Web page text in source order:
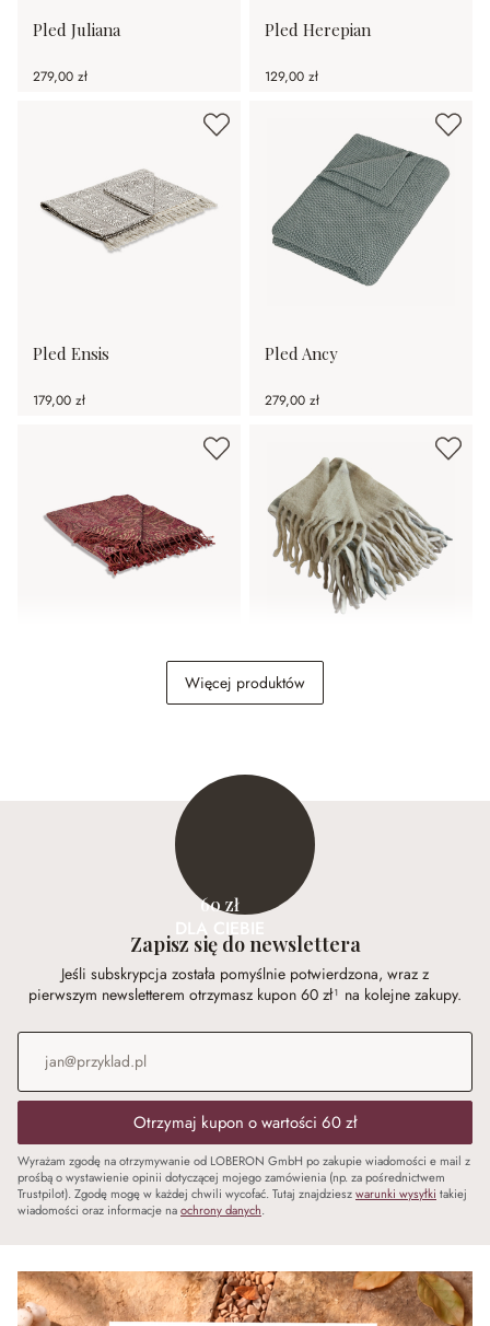
Pled Juliana
279,00 zł
Pled Herepian
129,00 zł
Pled Ensis
179,00 zł
Pled Ancy
279,00 zł
Pled Klinas
Więcej produktów
60 zł
DLA CIEBIE
Zapisz się do newslettera
Jeśli subskrypcja została pomyślnie potwierdzona, wraz z
pierwszym newsletterem otrzymasz kupon 60 zł¹ na kolejne zakupy.
Adres e-mail*
Otrzymaj kupon o wartości 60 zł
Wyrażam zgodę na otrzymywanie od LOBERON GmbH po zakupie wiadomości e mail z
prośbą o wystawienie opinii dotyczącej mojego zamówienia (np. za pośrednictwem
Trustpilot). Zgodę mogę w każdej chwili wycofać. Tutaj znajdzieszwarunki wysyłki takiej
wiadomości oraz informacje naochrony danych.